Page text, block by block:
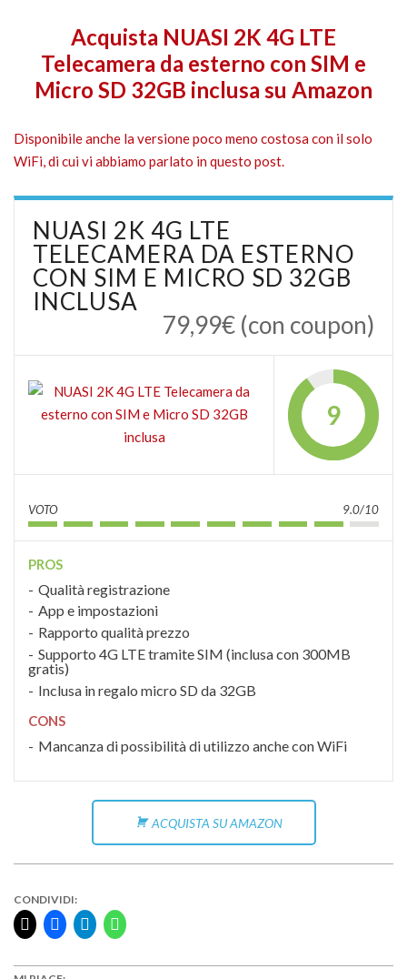
Acquista NUASI 2K 4G LTE
Telecamera da esterno con SIM e
Micro SD 32GB inclusa su Amazon
Disponibile anche la versione poco meno costosa con il solo
WiFi, di cui vi abbiamo parlato in questo post.
NUASI 2K 4G LTE
TELECAMERA DA ESTERNO
CON SIM E MICRO SD 32GB
INCLUSA
79,99€ (con coupon)
9
VOTO 9.0/10
PROS
Qualità registrazione
App e impostazioni
Rapporto qualità prezzo
Supporto 4G LTE tramite SIM (inclusa con 300MB
gratis)
Inclusa in regalo micro SD da 32GB
CONS
Mancanza di possibilità di utilizzo anche con WiFi
ACQUISTA SU AMAZON
CONDIVIDI: